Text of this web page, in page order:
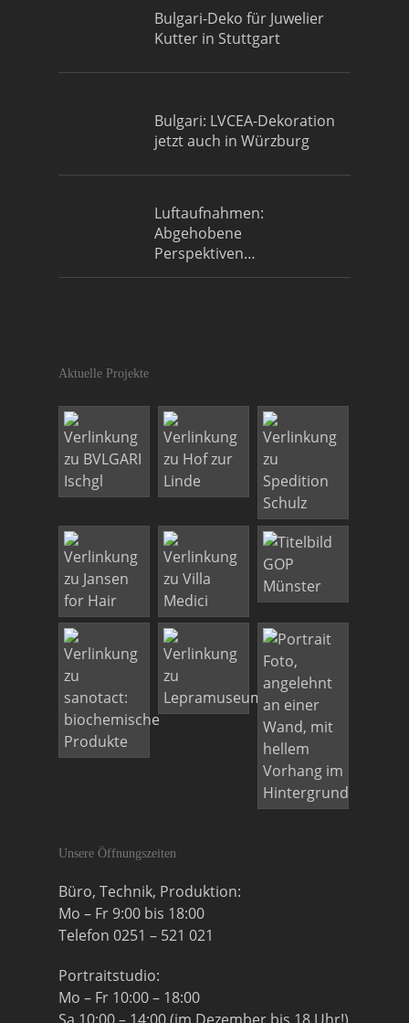
Bulgari-Deko für Juwelier
Kutter in Stuttgart
Bulgari: LVCEA-Dekoration
jetzt auch in Würzburg
Luftaufnahmen:
Abgehobene
Perspektiven…
Aktuelle Projekte
Unsere Öffnungszeiten
Büro, Technik, Produktion:
Mo – Fr 9:00 bis 18:00
Telefon 0251 – 521 021
Portraitstudio:
Mo – Fr 10:00 – 18:00